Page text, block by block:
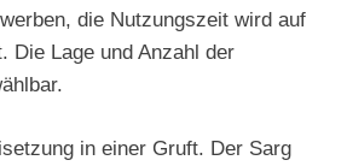
die Nutzungszeit wird auf
Die Lage und Anzahl der
in einer Gruft. Der Sarg